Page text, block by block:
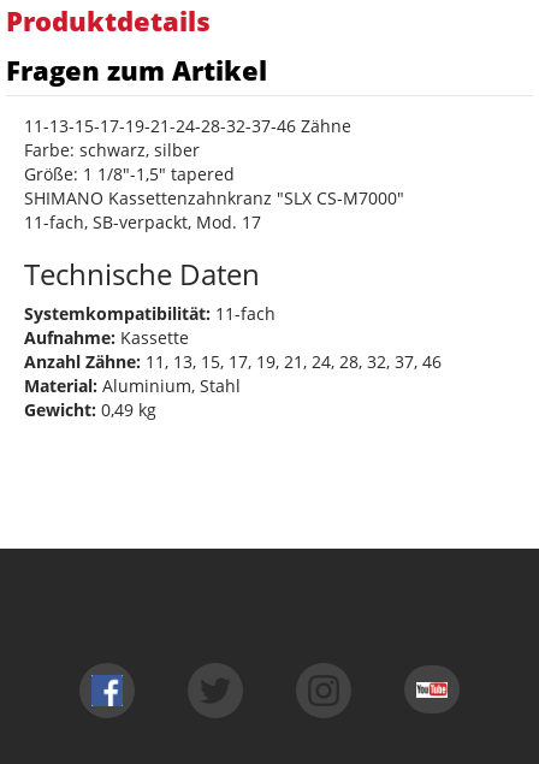
Produktdetails
Fragen zum Artikel
11-13-15-17-19-21-24-28-32-37-46 Zähne
Farbe: schwarz, silber
Größe: 1 1/8"-1,5" tapered
SHIMANO Kassettenzahnkranz "SLX CS-M7000"
11-fach, SB-verpackt, Mod. 17
Technische Daten
Systemkompatibilität: 11-fach
Aufnahme: Kassette
Anzahl Zähne: 11, 13, 15, 17, 19, 21, 24, 28, 32, 37, 46
Material: Aluminium, Stahl
Gewicht: 0,49 kg